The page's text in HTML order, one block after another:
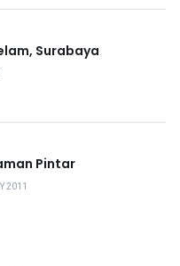
Surabaya
Pintar
2011